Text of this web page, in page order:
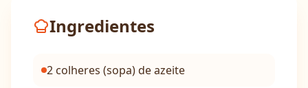
Ingredientes
2 colheres (sopa) de azeite